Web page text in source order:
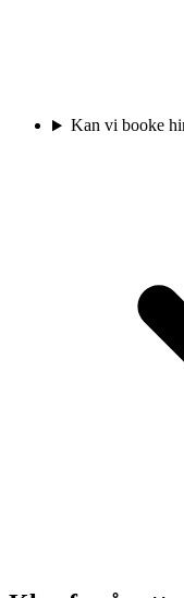
Kan vi booke